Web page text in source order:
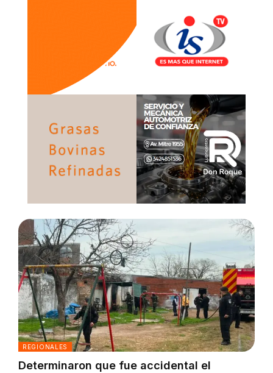
REGIONALES
Determinaron que fue accidental el